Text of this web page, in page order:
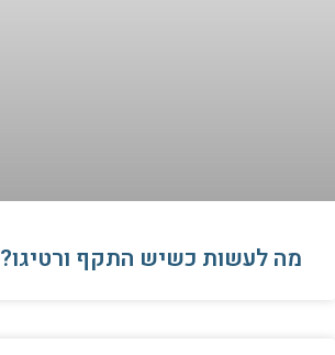
​מה לעשות כשיש התקף ורטיגו?